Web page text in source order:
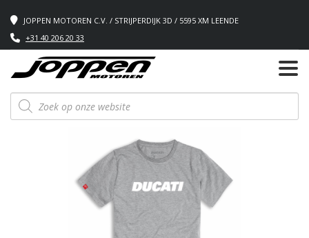
JOPPEN MOTOREN C.V. / STRIJPERDIJK 3D / 5595 XM LEENDE
+31 40 206 20 33
Producten
zoeken